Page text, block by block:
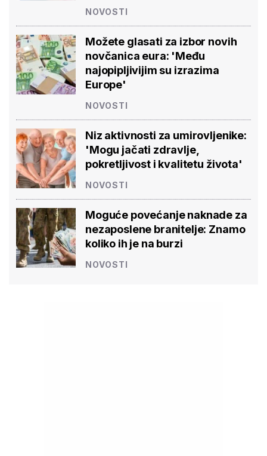
NOVOSTI
Možete glasati za izbor novih
novčanica eura: 'Među
najopipljivijim su izrazima
Europe'
NOVOSTI
Niz aktivnosti za umirovljenike:
'Mogu jačati zdravlje,
pokretljivost i kvalitetu života'
NOVOSTI
Moguće povećanje naknade za
nezaposlene branitelje: Znamo
koliko ih je na burzi
NOVOSTI